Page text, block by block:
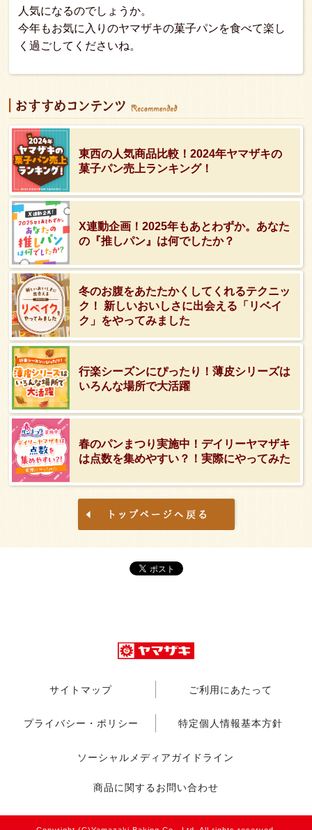
人気になるのでしょうか。
今年もお気に入りのヤマザキの菓子パンを食べて楽し
く過ごしてくださいね。
東西の人気商品比較！2024年ヤマザキの
菓子パン売上ランキング！
X連動企画！2025年もあとわずか。あなた
の『推しパン』は何でしたか？
冬のお腹をあたたかくしてくれるテクニッ
ク！ 新しいおいしさに出会える「リベイ
ク」をやってみました
行楽シーズンにぴったり！薄皮シリーズは
いろんな場所で大活躍
春のパンまつり実施中！デイリーヤマザキ
は点数を集めやすい？！実際にやってみた
サイトマップ ご利用にあたって
プライバシー・ポリシー 特定個人情報基本方針
ソーシャルメディアガイドライン
商品に関するお問い合わせ